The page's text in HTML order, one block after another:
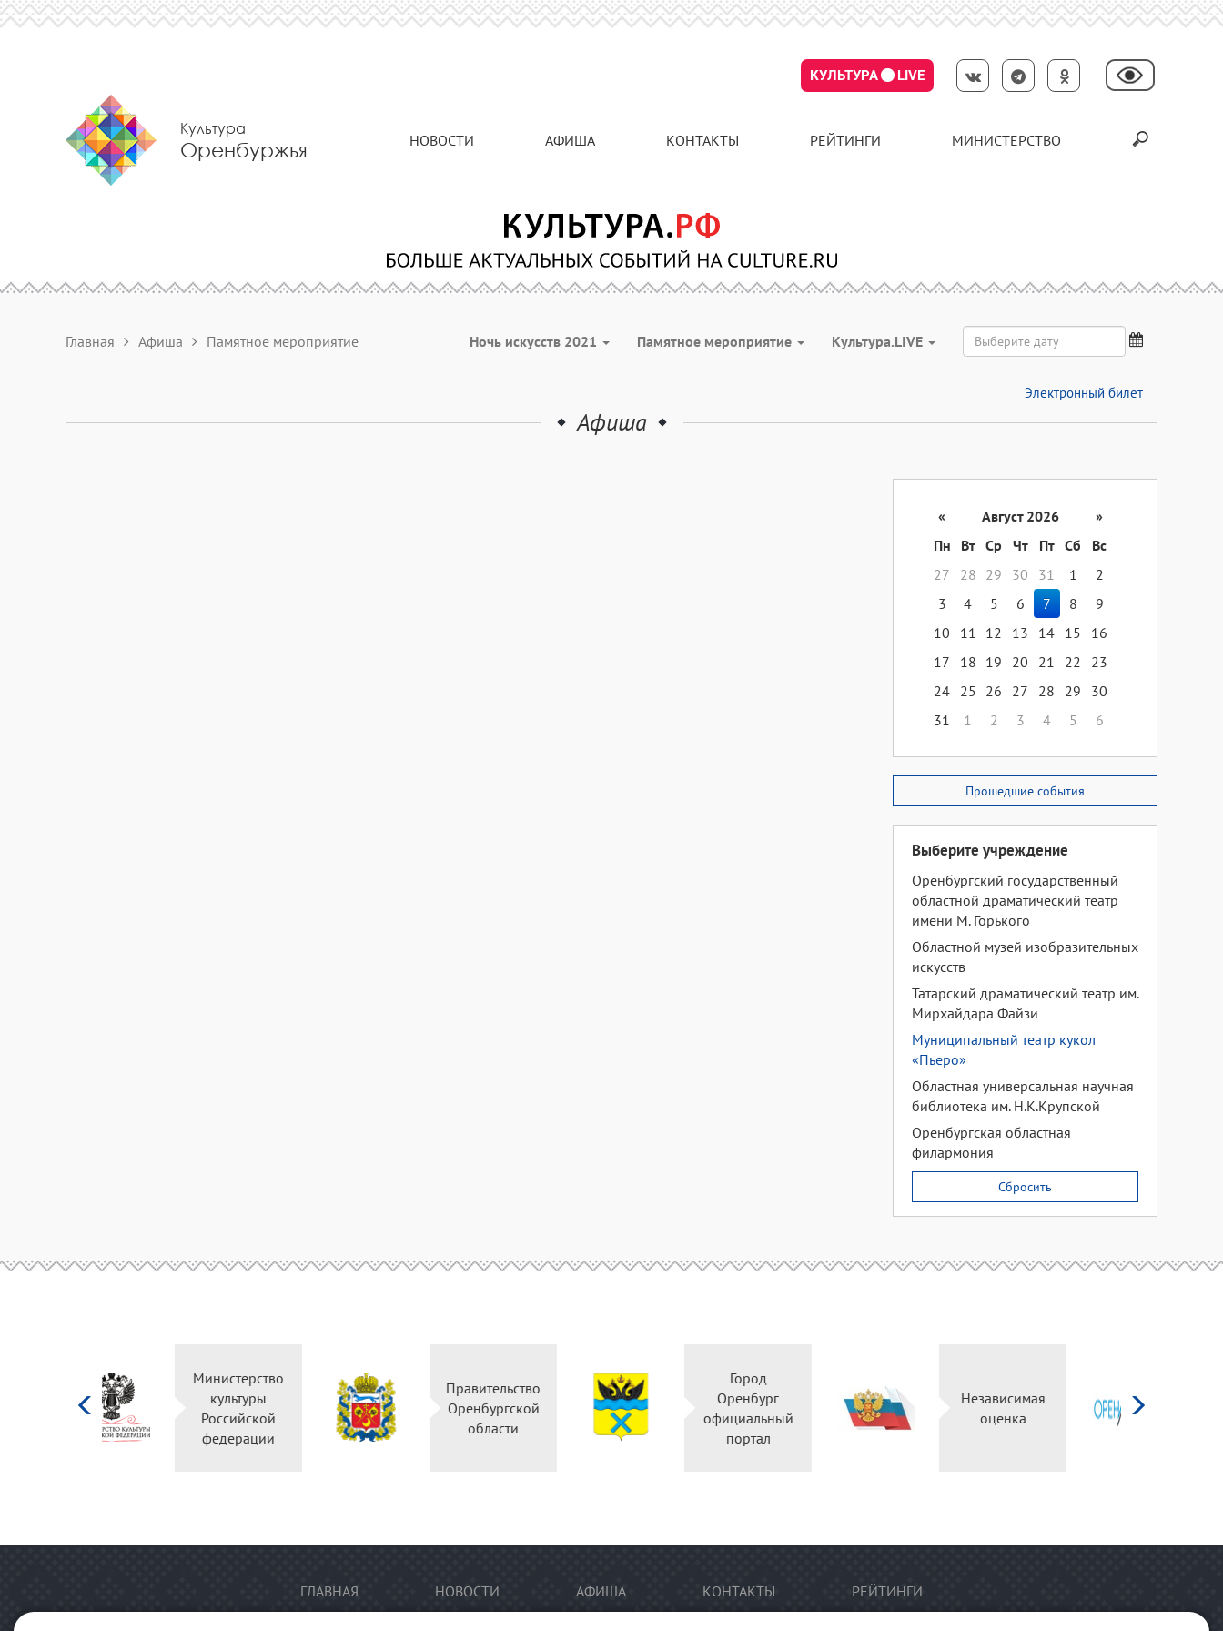
КУЛЬТУРА LIVE
Культура
Оренбуржья НОВОСТИ АФИША КОНТАКТЫ РЕЙТИНГИ МИНИСТЕРСТВО
Главная Афиша Памятное мероприятие Ночь искусств 2021 Памятное мероприятие Культура.LIVE
Электронный билет
Афиша
« Август 2026
»
Пн
Вт Ср Чт Пт Сб
Вс
27
28 29 30 31 1
2
3
4 5 6 7 8
9
10
11 12 13 14 15
16
17
18 19 20 21 22
23
24 25 26 27 28 29
30
31
1 2 3 4 5 6
Прошедшие события
Выберите учреждение
Оренбургский государственный
областной драматический театр
имени М. Горького
Областной музей изобразительных
искусств
Татарский драматический театр им.
Мирхайдара Файзи
Муниципальный театр кукол
«Пьеро»
Областная универсальная научная
библиотека им. Н.К.Крупской
Оренбургская областная
филармония
Сбросить
Министерство
культуры
Российской
федерации
Правительство
Оренбургской
Оренбург
официальный
Независимая
ГЛАВНАЯ НОВОСТИ АФИША КОНТАКТЫ РЕЙТИНГИ